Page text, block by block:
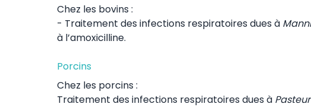
Chez les bovins :
- Traitement des infections respiratoires dues à
à l’amoxicilline.
Porcins
Chez les porcins :
Traitement des infections respiratoires dues à